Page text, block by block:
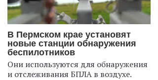
В Пермском крае установят
новые станции обнаружения
беспилотников
Они используются для обнаружения
и отслеживания БПЛА в воздухе.